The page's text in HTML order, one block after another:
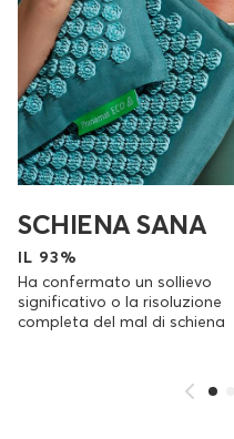
SCHIENA SANA
IL 93%
Ha confermato un sollievo
significativo o la risoluzione
completa del mal di schiena